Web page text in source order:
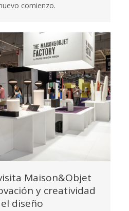
comienzo.
Maison&Objet
y creatividad
diseño